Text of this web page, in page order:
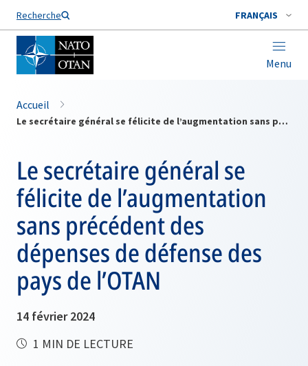
Recherche FRANÇAIS
Menu
Nom de famille*
Accueil
Le secrétaire général se félicite de l’augmentation sans précédent des dépenses de défense des pays de l’OTAN
Le secrétaire général se
félicite de l’augmentation
sans précédent des
dépenses de défense des
pays de l’OTAN
14 février 2024
1 MIN DE LECTURE